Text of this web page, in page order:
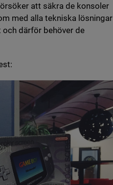
att säkra de konsoler
med alla tekniska lösningar
därför behöver de